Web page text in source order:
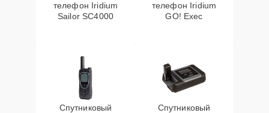
телефон Iridium
Sailor SC4000
телефон Iridium
GO! Exec
Спутниковый
Спутниковый